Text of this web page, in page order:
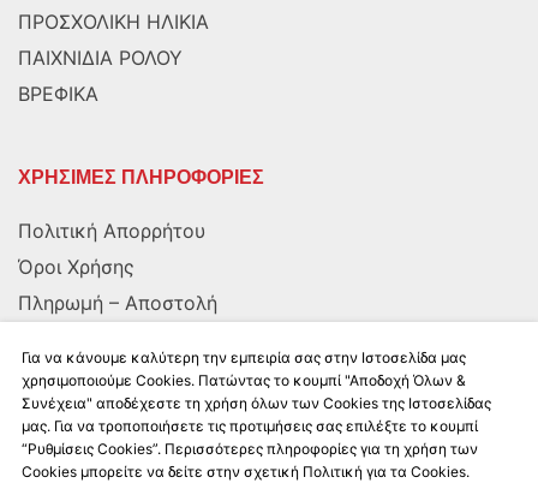
ΠΡΟΣΧΟΛΙΚΗ ΗΛΙΚΙΑ
ΠΑΙΧΝΙΔΙΑ ΡΟΛΟΥ
ΒΡΕΦΙΚΑ
ΧΡΗΣΙΜΕΣ ΠΛΗΡΟΦΟΡΙΕΣ
Πολιτική Απορρήτου
Όροι Χρήσης
Πληρωμή – Αποστολή
ΑΚΟΛΟΥΘΗΣΤΕ ΜΑΣ
Για να κάνουμε καλύτερη την εμπειρία σας στην Ιστοσελίδα μας
χρησιμοποιούμε Cookies. Πατώντας το κουμπί "Αποδοχή Όλων &
Συνέχεια" αποδέχεστε τη χρήση όλων των Cookies της Ιστοσελίδας
μας. Για να τροποποιήσετε τις προτιμήσεις σας επιλέξτε το κουμπί
“Ρυθμίσεις Cookies”. Περισσότερες πληροφορίες για τη χρήση των
Cookies μπορείτε να δείτε στην σχετική Πολιτική για τα Cookies.